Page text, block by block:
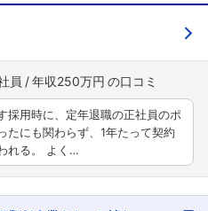
員 年収250万円
採用時に、定年退職の正社員のポ
たにも関わらず、1年たって契約
れる。 よく…